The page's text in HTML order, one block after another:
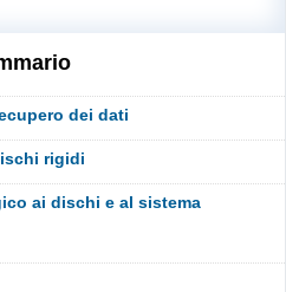
dei dati
rigidi
ai dischi e al sistema